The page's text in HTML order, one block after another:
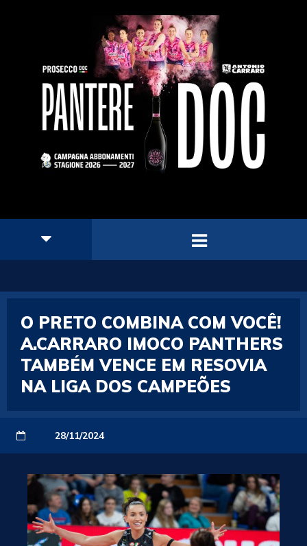
O PRETO COMBINA COM VOCÊ!
A.CARRARO IMOCO PANTHERS
TAMBÉM VENCE EM RESOVIA
NA LIGA DOS CAMPEÕES
28/11/2024